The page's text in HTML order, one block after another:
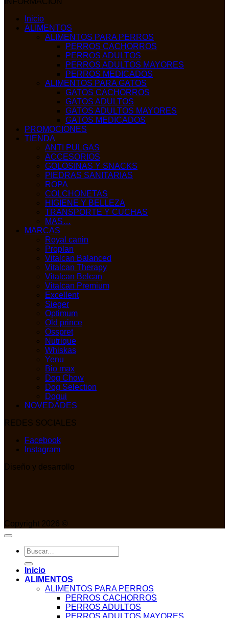
Inicio
ALIMENTOS
ALIMENTOS PARA PERROS
PERROS CACHORROS
PERROS ADULTOS
PERROS ADULTOS MAYORES
PERROS MEDICADOS
ALIMENTOS PARA GATOS
GATOS CACHORROS
GATOS ADULTOS
GATOS ADULTOS MAYORES
GATOS MEDICADOS
PROMOCIONES
TIENDA
ANTI PULGAS
ACCESORIOS
GOLOSINAS Y SNACKS
PIEDRAS SANITARIAS
ROPA
COLCHONETAS
HIGIENE Y BELLEZA
TRANSPORTE Y CUCHAS
MAS…
MARCAS
Royal canin
Proplan
Vitalcan Balanced
Vitalcan Therapy
Vitalcan Belcan
Vitalcan Premium
Excellent
Sieger
Optimum
Old prince
Osspret
Nutrique
Whiskas
Yenu
Bio max
Dog Chow
Dog Selection
Dogui
NOVEDADES
REDES SOCIALES
Facebook
Instagram
Diseño y desarrollo
Copyright 2026 ©
Buscar
por:
Inicio
ALIMENTOS
ALIMENTOS PARA PERROS
PERROS CACHORROS
PERROS ADULTOS